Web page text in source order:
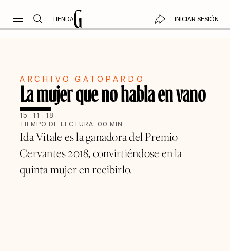
TIENDA INICIAR SESIÓN
ARCHIVO GATOPARDO
La mujer que no habla en vano
15 . 11 . 18
TIEMPO DE LECTURA: 00 MIN
Ida Vitale es la ganadora del Premio
Cervantes 2018, convirtiéndose en la
quinta mujer en recibirlo.